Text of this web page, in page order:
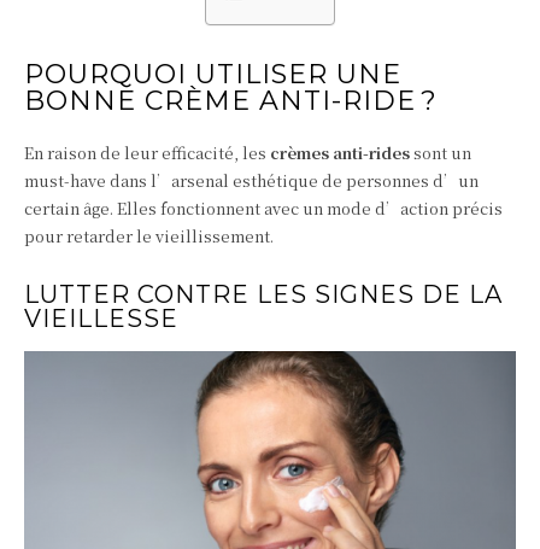
POURQUOI UTILISER UNE
BONNE CRÈME ANTI-RIDE ?
En raison de leur efficacité, les crèmes anti-ridessont un
must-have dans l’arsenal esthétique de personnes d’un
certain âge. Elles fonctionnent avec un mode d’action précis
pour retarder le vieillissement.
LUTTER CONTRE LES SIGNES DE LA
VIEILLESSE